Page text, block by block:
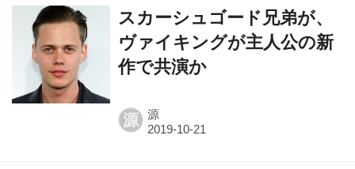
スカーシュゴード兄弟が、
ヴァイキングが主人公の新
作で共演か
源 源